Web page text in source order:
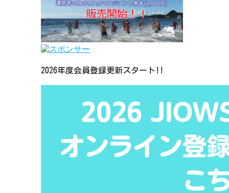
2026年度会員登録更新スタート!!